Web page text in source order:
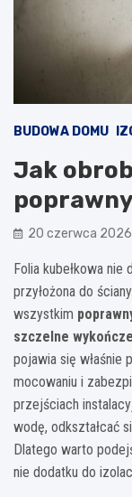
BUDOWA DOMU
Jak
20 czerwca 2026
Folia kubełkowa nie
przyłożona do
wszystkim
szczelne
pojawia się właśnie
mocowaniu i
przejściach
wodę, odkształcać
Dlatego warto
nie dodatku do